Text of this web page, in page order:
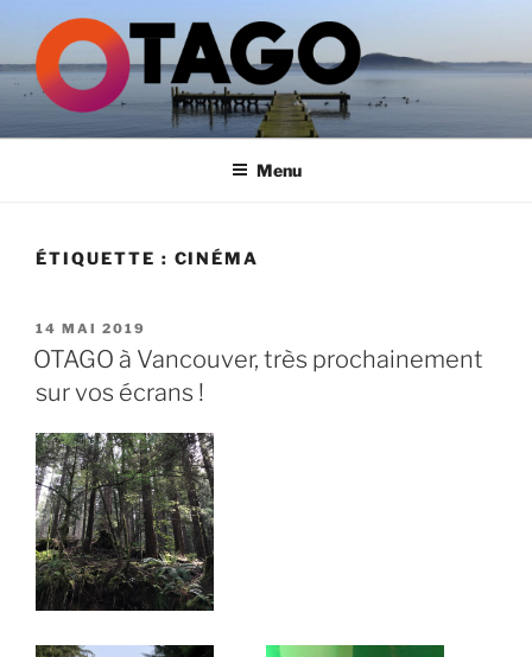
contenu
principal
GROUPE OTAGO
Menu
ÉTIQUETTE : CINÉMA
PUBLIÉ
LE
14 MAI 2019
OTAGO à Vancouver, très prochainement
sur vos écrans !